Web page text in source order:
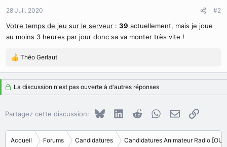
s
:
28 Juil. 2020 #2
Votre temps de jeu sur le serveur : 39 actuellement, mais je joue
au moins 3 heures par jour donc sa va monter très vite !
R
a
c
t
o
s
:
Théo Gerlaut
La discussion n'est pas ouverte à d'autres réponses
Partagez cette discussion: Bluesky LinkedInRedditWhatsApp
E-mailCopier
Accueil Forums Candidatures Candidatures Animateur Radio